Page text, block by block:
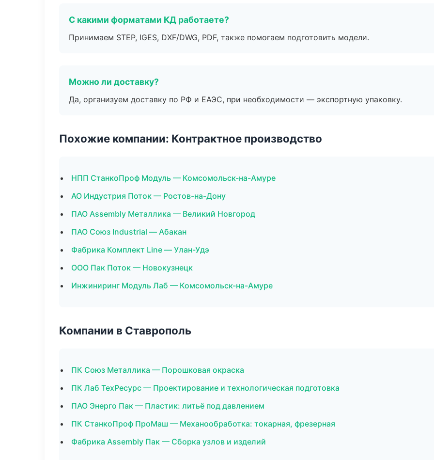
С какими форматами КД работаете?
Принимаем STEP, IGES, DXF/DWG, PDF, также помогаем подготовить модели.
Можно ли доставку?
Да, организуем доставку по РФ и ЕАЭС, при необходимости — экспортную упаковку.
Похожие компании: Контрактное производство
НПП СтанкоПроф Модуль — Комсомольск-на-Амуре
АО Индустрия Поток — Ростов-на-Дону
ПАО Assembly Металлика — Великий Новгород
ПАО Союз Industrial — Абакан
Фабрика Комплект Line — Улан-Удэ
ООО Пак Поток — Новокузнецк
Инжиниринг Модуль Лаб — Комсомольск-на-Амуре
Компании в Ставрополь
ПК Союз Металлика — Порошковая окраска
ПК Лаб ТехРесурс — Проектирование и технологическая подготовка
ПАО Энерго Пак — Пластик: литьё под давлением
ПК СтанкоПроф ПроМаш — Механообработка: токарная, фрезерная
Фабрика Assembly Пак — Сборка узлов и изделий